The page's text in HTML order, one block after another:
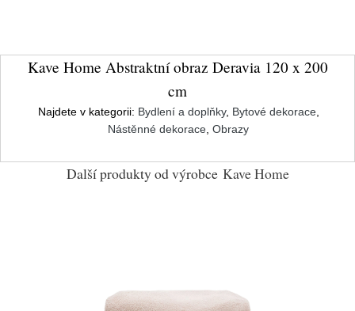
Kave Home Abstraktní obraz Deravia 120 x 200
cm
Najdete v kategorii: Bydlení a doplňky, Bytové dekorace,
Nástěnné dekorace Obrazy
Další produkty od výrobce Kave Home